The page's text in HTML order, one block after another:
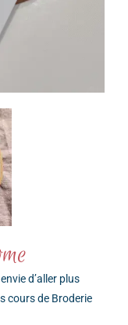
d’aller plus
cours de Broderie